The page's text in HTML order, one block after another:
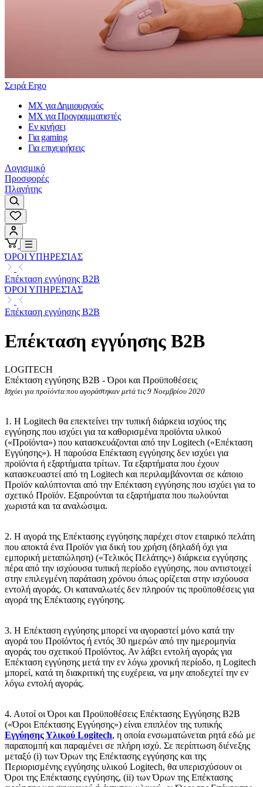
Σειρά Ergo
MX για Δημιουργούς
MX για Προγραμματιστές
Εν κινήσει
Για gaming
Για επιχειρήσεις
Λογισμικό
Προσφορές
Πλανήτης
ΌΡΟΙ ΥΠΗΡΕΣΊΑΣ
Επέκταση εγγύησης B2B
ΌΡΟΙ ΥΠΗΡΕΣΊΑΣ
Επέκταση εγγύησης B2B
Επέκταση εγγύησης B2B
LOGITECH
Επέκταση εγγύησης B2B - Όροι και Προϋποθέσεις
Ισχύει για προϊόντα που αγοράστηκαν μετά τις 9 Νοεμβρίου 2020
1. Η Logitech θα επεκτείνει την τυπική διάρκεια ισχύος της
εγγύησης που ισχύει για τα καθορισμένα προϊόντα υλικού
(«Προϊόντα») που κατασκευάζονται από την Logitech («Επέκταση
Εγγύησης»). Η παρούσα Επέκταση εγγύησης δεν ισχύει για
προϊόντα ή εξαρτήματα τρίτων. Τα εξαρτήματα που έχουν
κατασκευαστεί από τη Logitech και περιλαμβάνονται σε κάποιο
Προϊόν καλύπτονται από την Επέκταση εγγύησης που ισχύει για το
σχετικό Προϊόν. Εξαιρούνται τα εξαρτήματα που πωλούνται
χωριστά και τα αναλώσιμα.
2. Η αγορά της Επέκτασης εγγύησης παρέχει στον εταιρικό πελάτη
που αποκτά ένα Προϊόν για δική του χρήση (δηλαδή όχι για
εμπορική μεταπώληση) («Τελικός Πελάτης») διάρκεια εγγύησης
πέρα από την ισχύουσα τυπική περίοδο εγγύησης, που αντιστοιχεί
στην επιλεγμένη παράταση χρόνου όπως ορίζεται στην ισχύουσα
εντολή αγοράς. Οι καταναλωτές δεν πληρούν τις προϋποθέσεις για
αγορά της Επέκτασης εγγύησης.
3. Η Επέκταση εγγύησης μπορεί να αγοραστεί μόνο κατά την
αγορά του Προϊόντος ή εντός 30 ημερών από την ημερομηνία
αγοράς του σχετικού Προϊόντος. Αν λάβει εντολή αγοράς για
Επέκταση εγγύησης μετά την εν λόγω χρονική περίοδο, η Logitech
μπορεί, κατά τη διακριτική της ευχέρεια, να μην αποδεχτεί την εν
λόγω εντολή αγοράς.
4. Αυτοί οι Όροι και Προϋποθέσεις Επέκτασης Εγγύησης B2B
(«Όροι Επέκτασης Εγγύησης») είναι επιπλέον της τυπικής
Εγγύησης Υλικού Logitech, η οποία ενσωματώνεται ρητά εδώ με
παραπομπή και παραμένει σε πλήρη ισχύ. Σε περίπτωση διένεξης
μεταξύ (i) των Όρων της Επέκτασης εγγύησης και της
Περιορισμένης εγγύησης υλικού Logitech, θα υπερισχύσουν οι
Όροι της Επέκτασης εγγύησης, (ii) των Όρων της Επέκτασης